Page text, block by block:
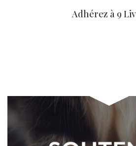
Adhérez à 9